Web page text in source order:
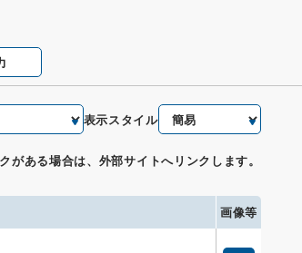
表示スタイル
がある場合は、外部サイトへリンクします。
画像等